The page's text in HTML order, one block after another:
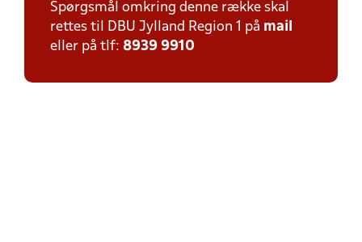
Spørgsmål omkring denne række skal
rettes til DBU Jylland Region 1 på mail
eller på tlf: 8939 9910